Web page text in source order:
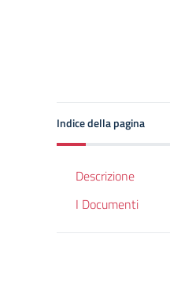
Indice della pagina
Descrizione
I Documenti